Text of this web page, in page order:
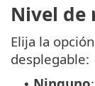
Nivel de
Elija la
desplegable: